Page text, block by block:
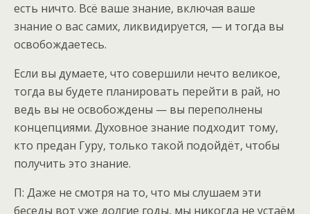
есть ничто. Всё ваше знание, включая ваше
знание о вас самих, ликвидируется, — и тогда вы
освобождаетесь.
Если вы думаете, что совершили нечто великое,
тогда вы будете планировать перейти в рай, но
ведь вы не освобождены — вы переполнены
концепциями. Духовное знание подходит тому,
кто предан Гуру, только такой подойдёт, чтобы
получить это знание.
П: Даже не смотря на то, что мы слушаем эти
беседы вот уже долгие годы, мы никогда не устаём